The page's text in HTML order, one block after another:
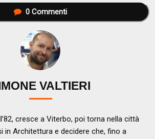
0Commenti
VALTIERI
cresce a Viterbo, poi torna nella città
in Architettura e decidere che, fino a